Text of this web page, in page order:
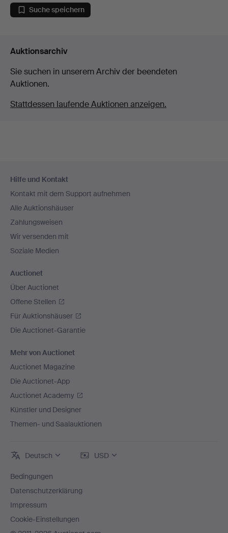
Suche speichern
Auktionsarchiv
Sie suchen in unserem Archiv der beendeten
Auktionen.
Stattdessen laufende Auktionen anzeigen.
Navigation
Hilfe und Kontakt
Kontakt mit dem Support aufnehmen
Alle Auktionshäuser
Zahlungsweisen
Wir versenden mit
Soziale Medien
Auctionet
Über Auctionet
Offene Stellen
Für Auktionshäuser
Die Auctionet-Garantie
Mehr von Auctionet
Auctionet Magazine
Die Auctionet-App
Auctionet Academy
Künstler und Designer
Themen- und Saalauktionen
Deutsch USD
Bedingungen
Datenschutzerklärung
Impressum
Cookie-Einstellungen